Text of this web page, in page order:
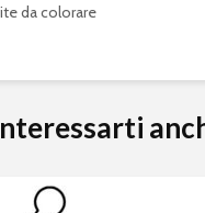
da colorare